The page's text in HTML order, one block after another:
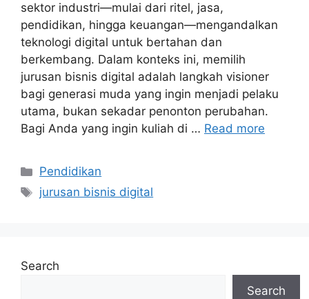
sektor industri—mulai dari ritel, jasa,
pendidikan, hingga keuangan—mengandalkan
teknologi digital untuk bertahan dan
berkembang. Dalam konteks ini, memilih
jurusan bisnis digital adalah langkah visioner
bagi generasi muda yang ingin menjadi pelaku
utama, bukan sekadar penonton perubahan.
Bagi Anda yang ingin kuliah di … Read more
Categories
Pendidikan
Tags
jurusan bisnis digital
Search
Search